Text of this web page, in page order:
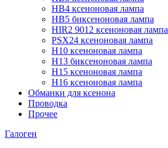
HB4 ксеноновая лампа
HB5 биксеноновая лампа
HIR2 9012 ксеноновая лампа
PSX24 ксеноновая лампа
H10 ксеноновая лампа
H13 биксеноновая лампа
H15 ксеноновая лампа
H16 ксеноновая лампа
Обманки для ксенона
Проводка
Прочее
Галоген